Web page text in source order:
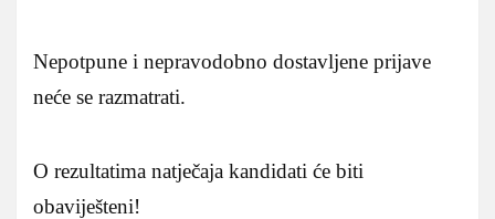
Nepotpune i nepravodobno dostavljene prijave
neće se razmatrati.
O rezultatima natječaja kandidati će biti
obaviješteni!